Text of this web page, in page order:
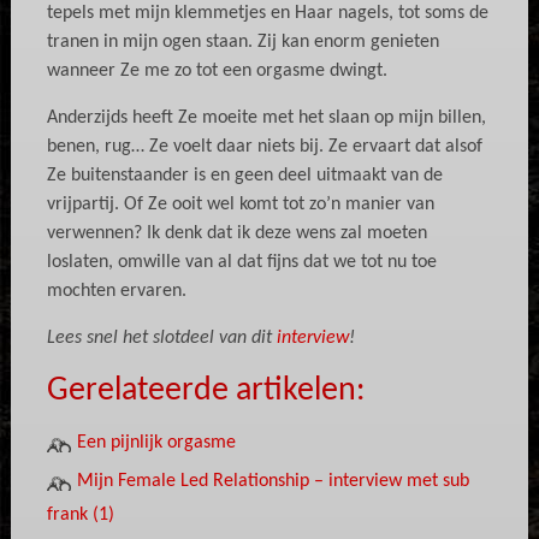
tepels met mijn klemmetjes en Haar nagels, tot soms de
tranen in mijn ogen staan. Zij kan enorm genieten
wanneer Ze me zo tot een orgasme dwingt.
Anderzijds heeft Ze moeite met het slaan op mijn billen,
benen, rug… Ze voelt daar niets bij. Ze ervaart dat alsof
Ze buitenstaander is en geen deel uitmaakt van de
vrijpartij. Of Ze ooit wel komt tot zo’n manier van
verwennen? Ik denk dat ik deze wens zal moeten
loslaten, omwille van al dat fijns dat we tot nu toe
mochten ervaren.
Lees snel het slotdeel van ditinterview!
Gerelateerde artikelen:
Een pijnlijk orgasme
Mijn Female Led Relationship – interview met sub
frank (1)